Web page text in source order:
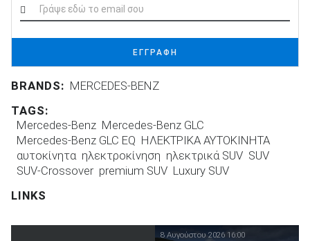
ΕΓΓΡΑΦΗ
BRANDS: MERCEDES-BENZ
TAGS:
Mercedes-Benz Mercedes-Benz GLC
Mercedes-Benz GLC EQ ΗΛΕΚΤΡΙΚΑ ΑΥΤΟΚΙΝΗΤΑ
αυτοκίνητα ηλεκτροκίνηση ηλεκτρικά SUV SUV
SUV-Crossover premium SUV Luxury SUV
LINKS
8 Αυγούστου 2026 16:00